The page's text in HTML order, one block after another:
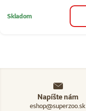
Skladom
Napíšte nám
eshop@superzoo.sk